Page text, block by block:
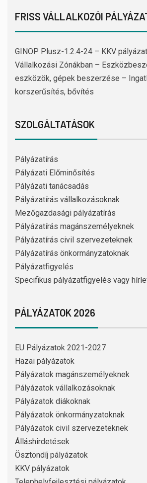
FRISS VÁLLALKOZÓI
GINOP Plusz-1.2.4-24 – KKV
Vállalkozási Zónákban –
eszközök, gépek beszerzése –
korszerűsítés, bővítés
SZOLGÁLTATÁSOK
Pályázatírás
Pályázati Előminősítés
Pályázati tanácsadás
Pályázatírás vállalkozásoknak
Mezőgazdasági pályázatírás
Pályázatírás magánszemélyeknek
Pályázatírás civil szervezeteknek
Pályázatírás önkormányzatoknak
Pályázatfigyelés
Specifikus pályázatfigyelés vagy
PÁLYÁZATOK 2026
EU Pályázatok 2021-2027
Hazai pályázatok
Pályázatok magánszemélyeknek
Pályázatok vállalkozásoknak
Pályázatok diákoknak
Pályázatok önkormányzatoknak
Pályázatok civil szervezeteknek
Álláshirdetések
Ösztöndíj pályázatok
KKV pályázatok